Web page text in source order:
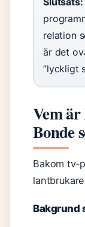
relation
är det
”lyckligt
Vem är
Bonde
Bakom
Bakgrund